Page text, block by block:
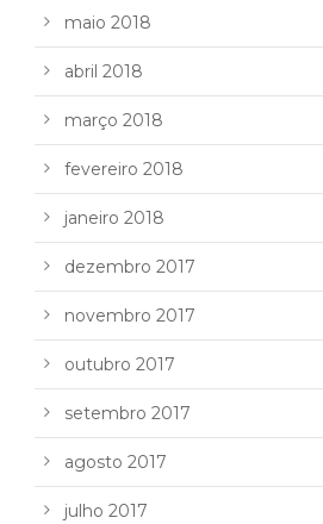
maio 2018
abril 2018
março 2018
fevereiro 2018
janeiro 2018
dezembro 2017
novembro 2017
outubro 2017
setembro 2017
agosto 2017
julho 2017